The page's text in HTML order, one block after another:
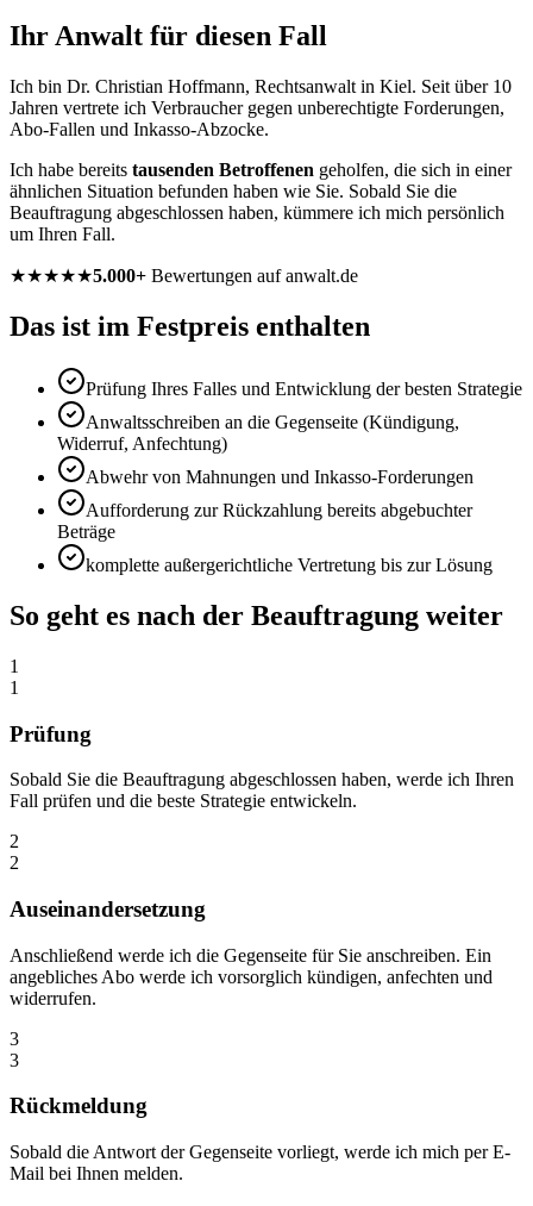
Ihr Anwalt für diesen Fall
Ich bin Dr. Christian Hoffmann, Rechtsanwalt in Kiel. Seit über 10
Jahren vertrete ich Verbraucher gegen unberechtigte Forderungen,
Abo-Fallen und Inkasso-Abzocke.
Ich habe bereits tausenden Betroffenen geholfen, die sich in einer
ähnlichen Situation befunden haben wie Sie. Sobald Sie die
Beauftragung abgeschlossen haben, kümmere ich mich persönlich
um Ihren Fall.
★★★★★5.000+ Bewertungen auf anwalt.de
Das ist im Festpreis enthalten
Prüfung Ihres Falles und Entwicklung der besten Strategie
Anwaltsschreiben an die Gegenseite (Kündigung,
Widerruf, Anfechtung)
Abwehr von Mahnungen und Inkasso-Forderungen
Aufforderung zur Rückzahlung bereits abgebuchter
Beträge
komplette außergerichtliche Vertretung bis zur Lösung
So geht es nach der Beauftragung weiter
1
1
Prüfung
Sobald Sie die Beauftragung abgeschlossen haben, werde ich Ihren
Fall prüfen und die beste Strategie entwickeln.
2
2
Auseinandersetzung
Anschließend werde ich die Gegenseite für Sie anschreiben. Ein
angebliches Abo werde ich vorsorglich kündigen, anfechten und
widerrufen.
3
3
Rückmeldung
Sobald die Antwort der Gegenseite vorliegt, werde ich mich per E-
Mail bei Ihnen melden.